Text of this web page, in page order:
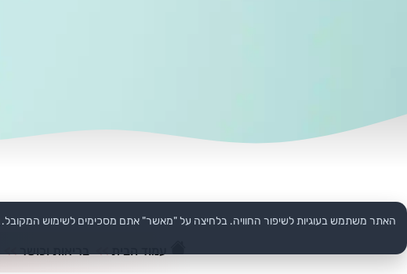
עמוד הבית >> בריאות וכושר >>
האתר משתמש בעוגיות לשיפור החוויה. בלחיצה על "מאשר" אתם מסכימים לשימוש המקובל.